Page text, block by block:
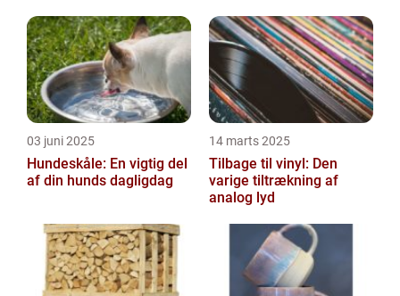
03 juni 2025
Hundeskåle: En vigtig del
af din hunds dagligdag
14 marts 2025
Tilbage til vinyl: Den
varige tiltrækning af
analog lyd